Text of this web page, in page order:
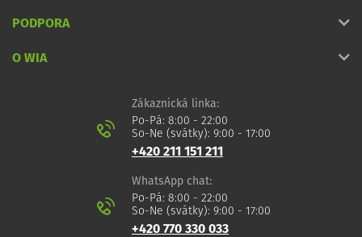
PODPORA
O WIA
Zákaznická linka:
Po-Pá: 8:00 - 22:00
So-Ne (svátky): 9:00 - 17:00
+420 211 151 211
WhatsApp chat:
Po-Pá: 8:00 - 22:00
So-Ne (svátky): 9:00 - 17:00
+420 770 330 033